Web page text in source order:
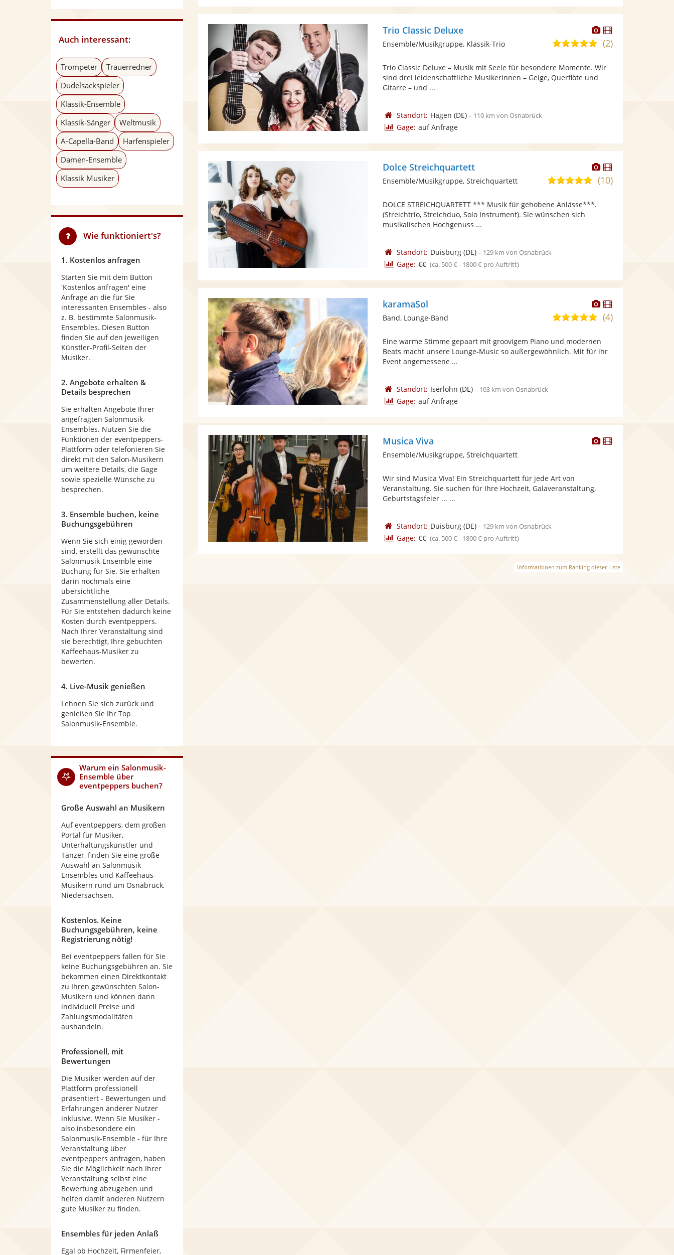
Dieser
Künstler
stellt
Fotos
bereit.
Dieser
Künstler
Trio Classic Deluxe
5,0
5
Sternen
(2)
Ensemble/Musikgruppe, Klassik-Trio
Trio Classic Deluxe – Musik mit Seele für besondere Momente. Wir
sind drei leidenschaftliche Musikerinnen – Geige, Querflöte und
Gitarre – und ...
Standort: Hagen (DE)- 110 km von Osnabrück
Gage: auf Anfrage
Dieser
Künstler
stellt
Dieser
Künstler
Dolce Streichquartett
5,0
5
(10)
Ensemble/Musikgruppe, Streichquartett
DOLCE STREICHQUARTETT *** Musik für gehobene Anlässe***.
(Streichtrio, Streichduo, Solo Instrument). Sie wünschen sich
musikalischen Hochgenuss ...
Standort: Duisburg(DE)- 129 km von Osnabrück
Gage: €€ (ca. 500 € - 1800 € pro Auftritt)
Dieser
Künstler
stellt
bereit.
Dieser
Künstler
karamaSol
4,9
5
Sternen
(4)
Band, Lounge-Band
Eine warme Stimme gepaart mit groovigem Piano und modernen
Beats macht unsere Lounge-Music so außergewöhnlich. Mit für ihr
Event angemessene ...
Standort: Iserlohn (DE)- 103 km von Osnabrück
Gage: auf Anfrage
DieserDieser
Musica Viva
Ensemble/Musikgruppe, Streichquartett
Wir sind Musica Viva! Ein Streichquartett für jede Art von
Veranstaltung. Sie suchen für Ihre Hochzeit, Galaveranstaltung,
Geburtstagsfeier ... ...
Standort: Duisburg(DE)- 129 km von Osnabrück
Gage: €€ (ca. 500 € - 1800 € pro Auftritt)
Informationen zum Ranking dieser Liste
Auch interessant:
Trompeter
Trauerredner
Dudelsackspieler
Klassik-Ensemble
Klassik-Sänger
Weltmusik
A-Capella-Band
Harfenspieler
Damen-Ensemble
Klassik Musiker
Wie funktioniert's?
1. Kostenlos anfragen
Starten Sie mit dem Button
'Kostenlos anfragen' eine
Anfrage an die für Sie
interessanten Ensembles - also
z. B. bestimmte Salonmusik-
Ensembles. Diesen Button
finden Sie auf den jeweiligen
Künstler-Profil-Seiten der
Musiker.
2. Angebote erhalten &
Details besprechen
Sie erhalten Angebote Ihrer
angefragten Salonmusik-
Ensembles. Nutzen Sie die
Funktionen der eventpeppers-
Plattform oder telefonieren Sie
direkt mit den Salon-Musikern
um weitere Details, die Gage
sowie spezielle Wünsche zu
besprechen.
3. Ensemble buchen, keine
Buchungsgebühren
Wenn Sie sich einig geworden
sind, erstellt das gewünschte
Salonmusik-Ensemble eine
Buchung für Sie. Sie erhalten
darin nochmals eine
übersichtliche
Zusammenstellung aller Details.
Für Sie entstehen dadurch keine
Kosten durch eventpeppers.
Nach Ihrer Veranstaltung sind
sie berechtigt, Ihre gebuchten
Kaffeehaus-Musiker zu
bewerten.
4. Live-Musik genießen
Lehnen Sie sich zurück und
genießen Sie Ihr Top
Salonmusik-Ensemble.
Warum ein Salonmusik-
Ensemble über
eventpeppers buchen?
Große Auswahl an Musikern
Auf eventpeppers, dem großen
Portal für Musiker,
Unterhaltungskünstler und
Tänzer, finden Sie eine große
Auswahl an Salonmusik-
Ensembles und Kaffeehaus-
Musikern rund um Osnabrück,
Niedersachsen.
Kostenlos. Keine
Buchungsgebühren, keine
Registrierung nötig!
Bei eventpeppers fallen für Sie
keine Buchungsgebühren an. Sie
bekommen einen Direktkontakt
zu Ihren gewünschten Salon-
Musikern und können dann
individuell Preise und
Zahlungsmodalitäten
aushandeln.
Professionell, mit
Bewertungen
Die Musiker werden auf der
Plattform professionell
präsentiert - Bewertungen und
Erfahrungen anderer Nutzer
inklusive. Wenn Sie Musiker -
also insbesondere ein
Salonmusik-Ensemble - für Ihre
Veranstaltung über
eventpeppers anfragen, haben
Sie die Möglichkeit nach Ihrer
Veranstaltung selbst eine
Bewertung abzugeben und
helfen damit anderen Nutzern
gute Musiker zu finden.
Ensembles für jeden Anlaß
Egal ob Hochzeit, Firmenfeier,